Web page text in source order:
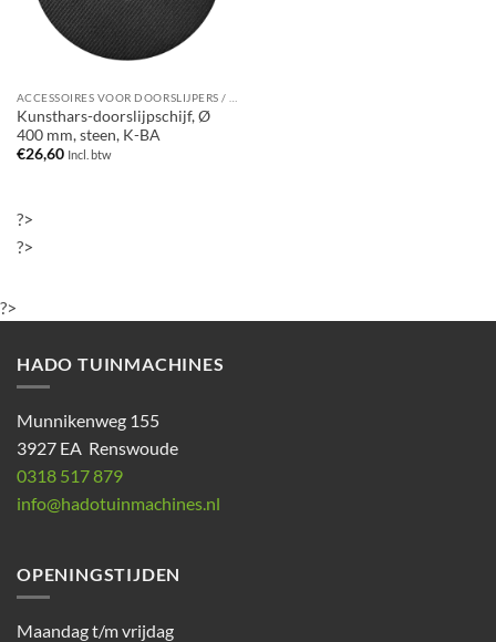
Kunsthars-doorslijpschijf, Ø
400 mm, steen, K-BA
€26,60 Incl. btw
?>
?>
?>
HADO TUINMACHINES
Munnikenweg 155
3927 EA Renswoude
0318 517 879
info@hadotuinmachines.nl
OPENINGSTIJDEN
Maandag t/m vrijdag